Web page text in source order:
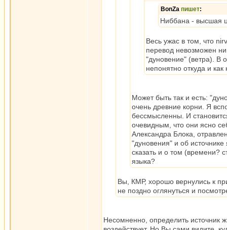
BonZa пишет:
Ниббана - высшая
Весь ужас в том, что
перевод невозможен
"дуновение" (ветра). В
непонятно откуда и
Может быть так и есть:
очень древние корни. Я
бессмысленны. И
очевидным, что они ясно
Александра Блока,
"дуновения" и об
сказать и о том (времени?
языка?
Вы, КМР, хорошо вернулись к
не поздно оглянуться и
Несомненно, определить источник